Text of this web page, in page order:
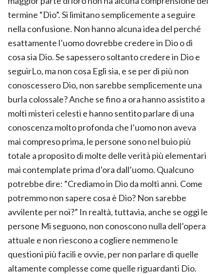
termine “Dio”. Si limitano semplicemente a seguire
nella confusione. Non hanno alcuna idea del perché
esattamente l’uomo dovrebbe credere in Dio o di
cosa sia Dio. Se sapessero soltanto credere in Dio e
seguirLo, ma non cosa Egli sia, e se per di più non
conoscessero Dio, non sarebbe semplicemente una
burla colossale? Anche se fino a ora hanno assistito a
molti misteri celesti e hanno sentito parlare di una
conoscenza molto profonda che l’uomo non aveva
mai compreso prima, le persone sono nel buio più
totale a proposito di molte delle verità più elementari
mai contemplate prima d’ora dall’uomo. Qualcuno
potrebbe dire: “Crediamo in Dio da molti anni. Come
potremmo non sapere cosa è Dio? Non sarebbe
avvilente per noi?” In realtà, tuttavia, anche se oggi le
persone Mi seguono, non conoscono nulla dell’opera
attuale e non riescono a cogliere nemmeno le
questioni più facili e ovvie, per non parlare di quelle
altamente complesse come quelle riguardanti Dio.